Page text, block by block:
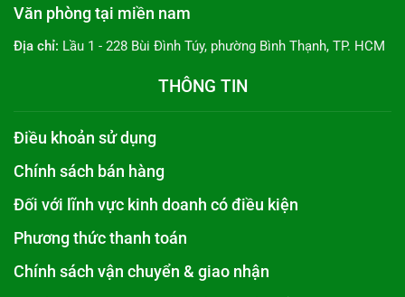
Văn phòng tại miền nam
Địa chỉ: Lầu 1 - 228 Bùi Đình Túy, phường Bình Thạnh, TP. HCM
THÔNG TIN
Điều khoản sử dụng
Chính sách bán hàng
Đối với lĩnh vực kinh doanh có điều kiện
Phương thức thanh toán
Chính sách vận chuyển & giao nhận